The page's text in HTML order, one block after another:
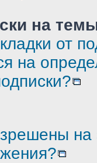
на
от
на